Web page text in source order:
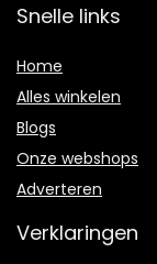
Snelle links
Home
Alles winkelen
Blogs
Onze webshops
Adverteren
Verklaringen